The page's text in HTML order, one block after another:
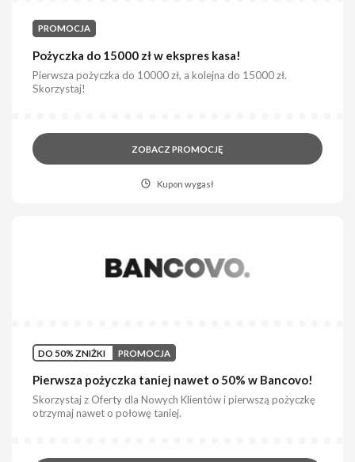
PROMOCJA
Pożyczka do 15000 zł w ekspres kasa!
Pierwsza pożyczka do 10000 zł, a kolejna do 15000 zł.
Skorzystaj!
ZOBACZ PROMOCJĘ
Kupon wygasł
DO 50% ZNIŻKI PROMOCJA
Pierwsza pożyczka taniej nawet o 50% w Bancovo!
Skorzystaj z Oferty dla Nowych Klientów i pierwszą pożyczkę
otrzymaj nawet o połowę taniej.